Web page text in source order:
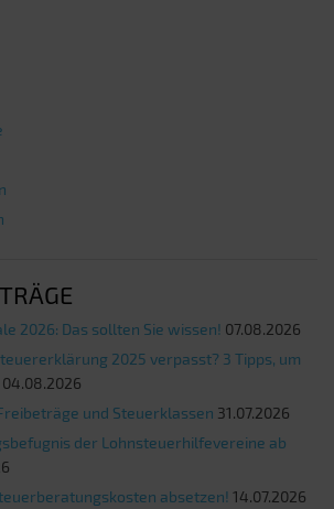
2026: Das sollten Sie wissen! 07.08.2026
2025 verpasst? 3 Tipps, um
04.08.2026
und Steuerklassen 31.07.2026
der Lohnsteuerhilfevereine ab
absetzen! 14.07.2026